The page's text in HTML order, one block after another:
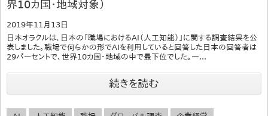
界10カ国・地域対象）
2019年11月13日
日本オラクルは、日本の「職場におけるAI（人工知能）」に関する調査結果を公
表しました。職場で何らかの形でAIを利用していると回答した日本の回答者は
29パーセントで、世界10カ国・地域の中で最下位でした。一...
続きを読む